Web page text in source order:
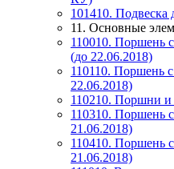
101410.
11. Основные
110010. Поршень
(до 22.06.2018)
110110. Поршень
22.06.2018)
110210. Поршни
110310. Поршень
21.06.2018)
110410. Поршень
21.06.2018)